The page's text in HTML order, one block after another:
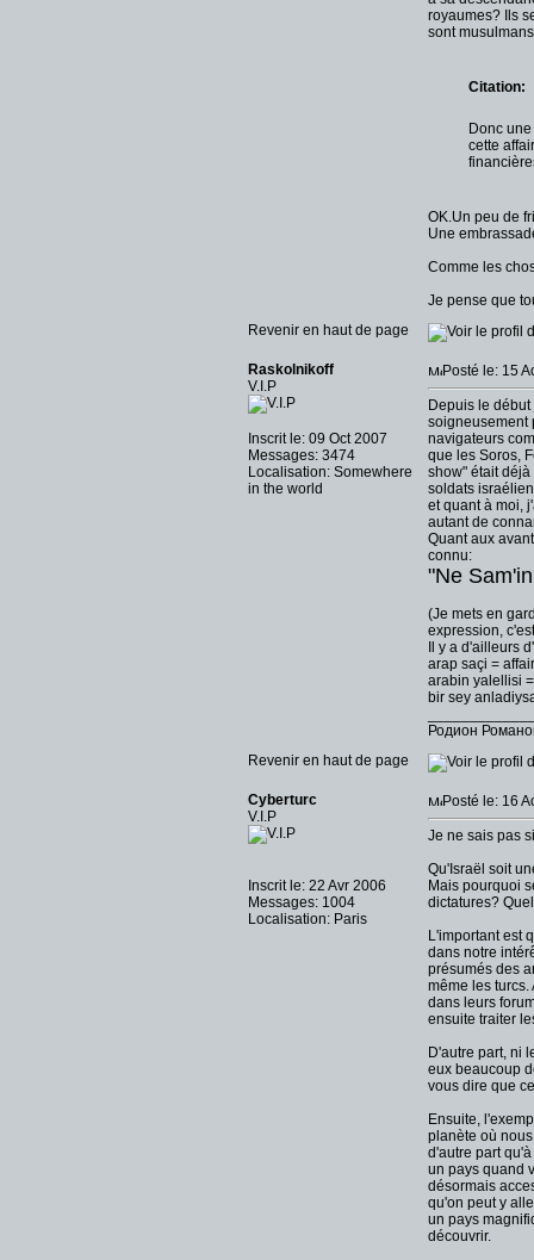
royaumes? Ils
sont
Citation:
Donc
cette
OK.Un peu de
Une
Comme les
Je pense que
Revenir en haut de page
Raskolnikoff
V.I.P
Inscrit le: 09 Oct 2007
Messages: 3474
Localisation: Somewhere
in the world
Posté le: 15
Depuis le
soigneusement
navigateurs
que les Soros,
show" était
soldats
et quant à moi,
autant de
Quant aux
connu:
"Ne
(Je mets en
expression,
Il y a d'ailleurs
arap saçi =
arabin yalellisi
bir sey
Родион
Revenir en haut de page
Cyberturc
V.I.P
Inscrit le: 22 Avr 2006
Messages: 1004
Localisation: Paris
Posté le: 16
Je ne sais pas
Qu'Israël soit
Mais pourquoi
dictatures?
L'important est
dans notre
présumés des
même les
dans leurs
ensuite traiter
D'autre part, ni
eux beaucoup
vous dire que
Ensuite,
planète où
d'autre part
un pays quand
désormais
qu'on peut y
un pays
découvrir.